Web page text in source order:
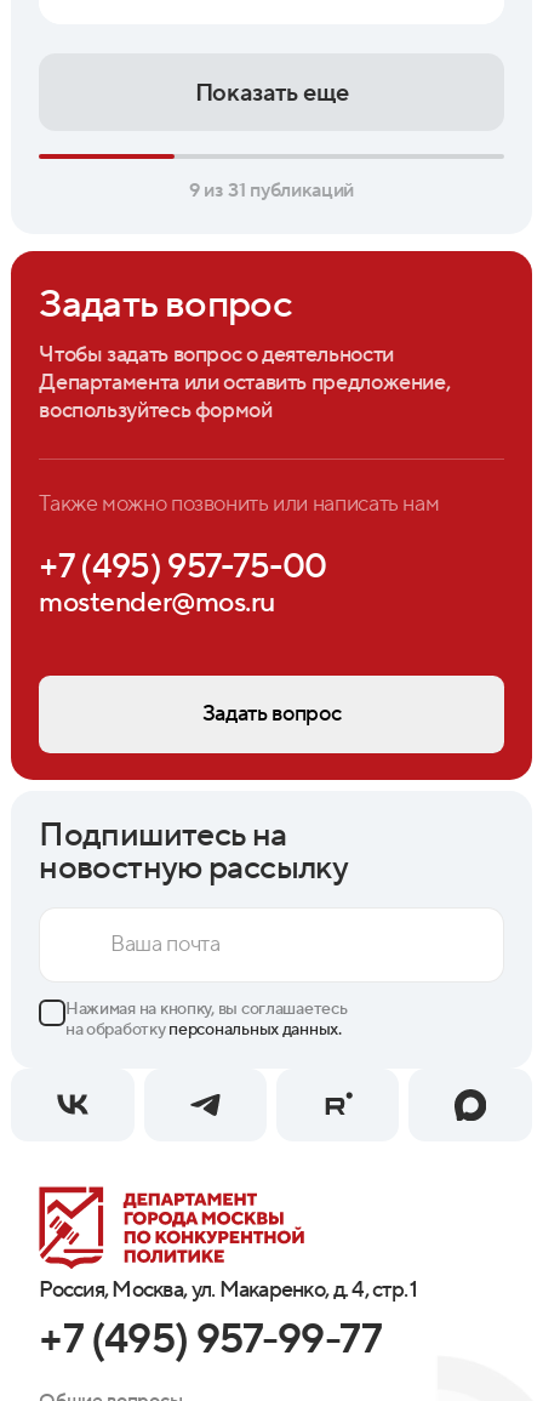
Показать еще
9 из 31 публикаций
Задать вопрос
Чтобы задать вопрос о деятельности
Департамента или оставить предложение,
воспользуйтесь формой
Также можно позвонить или написать нам
+7 (495) 957-75-00
mostender@mos.ru
Задать вопрос
Россия, Москва, ул. Макаренко, д. 4, стр. 1
+7 (495) 957-99-77
Подпишитесь на
новостную рассылку
Нажимая на кнопку, вы соглашаетесь
на обработкуперсональных данных.